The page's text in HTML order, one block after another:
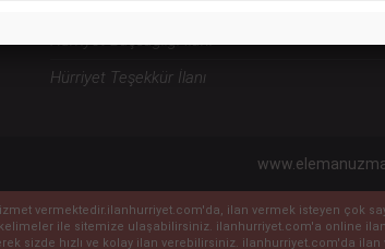
Hürriyet Başsağlığı İlanı
Hürriyet Teşekkür İlanı
vermektedir.ilanhurriyet.com'da, ilan vermek isteyen çok
ile sitemize ulaşabilirsiniz. ilanhurriyet.com'a online
sizde hızlı ve kolay ilan verebilirsiniz. ilanhurriyet.com'da